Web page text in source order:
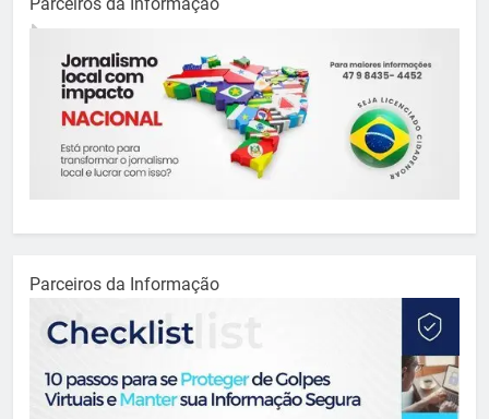
Parceiros da Informação